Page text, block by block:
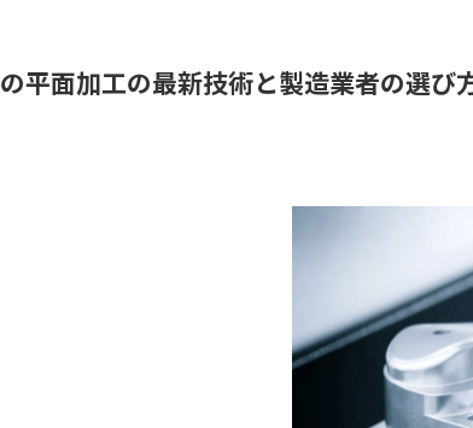
平面加工の最新技術と製造業者の選び